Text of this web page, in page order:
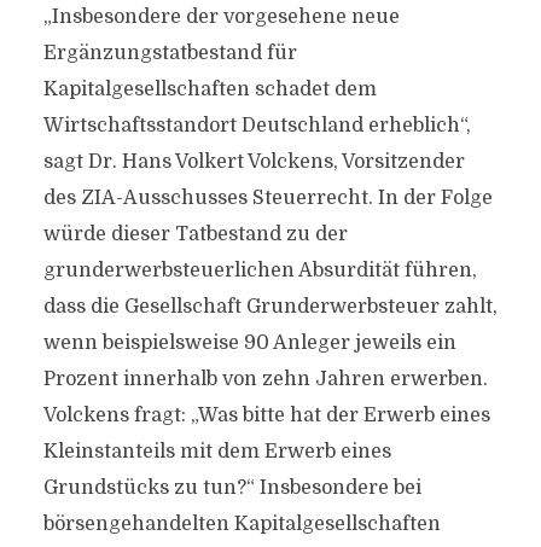
„Insbesondere der vorgesehene neue
Ergänzungstatbestand für
Kapitalgesellschaften schadet dem
Wirtschaftsstandort Deutschland erheblich“,
sagt Dr. Hans Volkert Volckens, Vorsitzender
des ZIA-Ausschusses Steuerrecht. In der Folge
würde dieser Tatbestand zu der
grunderwerbsteuerlichen Absurdität führen,
dass die Gesellschaft Grunderwerbsteuer zahlt,
wenn beispielsweise 90 Anleger jeweils ein
Prozent innerhalb von zehn Jahren erwerben.
Volckens fragt: „Was bitte hat der Erwerb eines
Kleinstanteils mit dem Erwerb eines
Grundstücks zu tun?“ Insbesondere bei
börsengehandelten Kapitalgesellschaften